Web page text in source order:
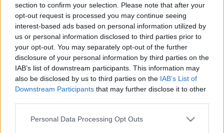
section to confirm your selection. Please note that after your
opt-out request is processed you may continue seeing
interest-based ads based on personal information utilized by
us or personal information disclosed to third parties prior to
your opt-out. You may separately opt-out of the further
disclosure of your personal information by third parties on the
IAB’s list of downstream participants. This information may
also be disclosed by us to third parties on the IAB’s List of
Downstream Participants that may further disclose it to other
Please note that this website/app uses one or more Google
Personal Data Processing Opt Outs
Ένα σμήνος απόφλαμίνγκοέκανε στάση στη
ΒόρειαΕύβοιακαι σκόρπισε χαμόγελα χαράς
στους ντόπιους.
Πολίτες που βρέθηκαν στα σημεία
απαθανάτισαν το παιχνίδι των φλαμίνγκο με
το νερό.